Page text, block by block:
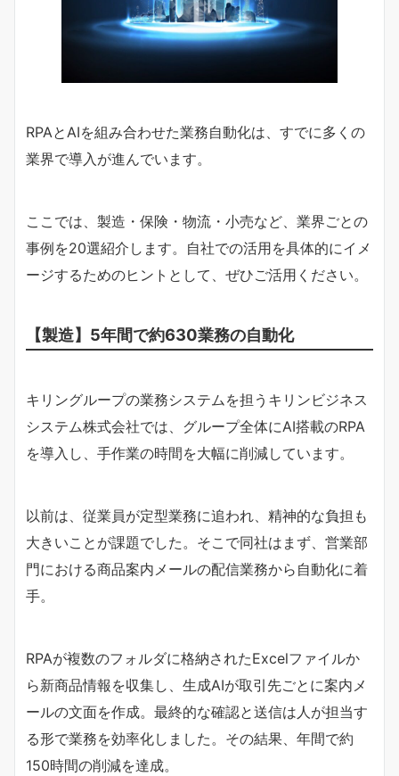
RPAとAIを組み合わせた業務自動化は、すでに多くの
業界で導入が進んでいます。
ここでは、製造・保険・物流・小売など、業界ごとの
事例を20選紹介します。自社での活用を具体的にイメ
ージするためのヒントとして、ぜひご活用ください。
【製造】5年間で約630業務の自動化
キリングループの業務システムを担うキリンビジネス
システム株式会社では、グループ全体にAI搭載のRPA
を導入し、手作業の時間を大幅に削減しています。
以前は、従業員が定型業務に追われ、精神的な負担も
大きいことが課題でした。そこで同社はまず、営業部
門における商品案内メールの配信業務から自動化に着
手。
RPAが複数のフォルダに格納されたExcelファイルか
ら新商品情報を収集し、生成AIが取引先ごとに案内メ
ールの文面を作成。最終的な確認と送信は人が担当す
る形で業務を効率化しました。その結果、年間で約
150時間の削減を達成。